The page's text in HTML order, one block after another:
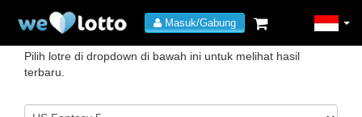
Masuk/Gabung
Hasil
Pilih lotre di dropdown di bawah ini untuk melihat hasil
terbaru.